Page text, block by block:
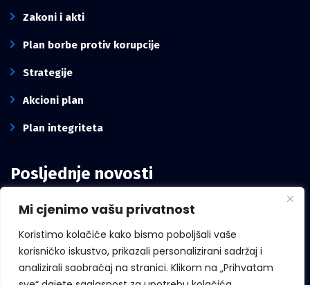
Mi cjenimo vašu privatnost
Koristimo kolačiće kako bismo poboljšali vaše
korisničko iskustvo, prikazali personalizirani sadržaj i
analizirali saobraćaj na stranici. Klikom na „Prihvatam
Zakoni i akti
Plan borbe protiv korupcije
Strategije
Akcioni plan
Plan integriteta
Posljednje novosti
Intervju pomoćnika direktora Kancelarije,
Mirze Mešanović: Borba protiv korupcije
zavisi i od građana, ne samo od institucija